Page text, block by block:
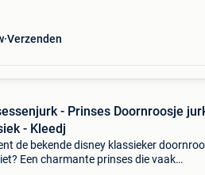
Verzenden
- Prinses Doornroosje
- Kleedj
de bekende disney klassieker
Een charmante prinses die vaak